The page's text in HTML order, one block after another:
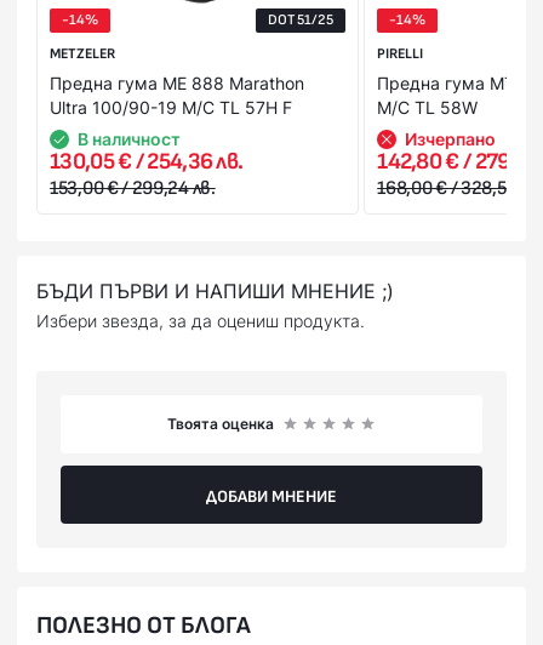
-14%
DOT 51/25
METZELER
Предна гума ME 888 Marathon
Ultra 100/90-19 M/C TL 57H F
В наличност
130,05 € / 254,36 лв.
153,00 € / 299,24 лв.
-14%
PIRELLI
Предна гума MT60
M/C TL 58W
Изчерпано
142,80 € / 279,29
168,00 € / 328,58 лв.
БЪДИ ПЪРВИ И НАПИШИ МНЕНИЕ ;)
Избери звезда, за да оцениш продукта.
Твоята оценка
ДОБАВИ МНЕНИЕ
ПОЛЕЗНО ОТ БЛОГА